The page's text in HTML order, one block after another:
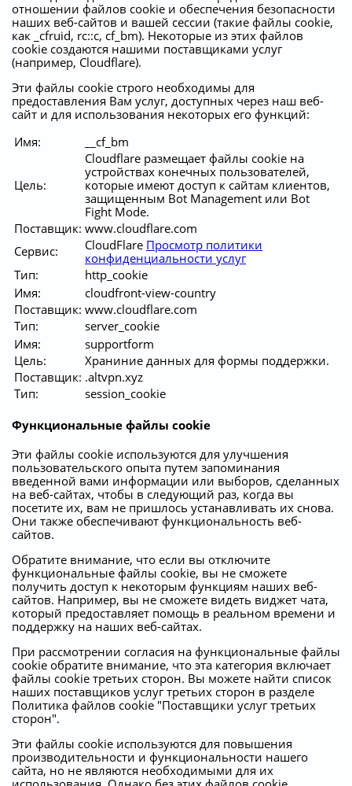
отношении файлов cookie и обеспечения безопасности
наших веб-сайтов и вашей сессии (такие файлы cookie,
как _cfruid, rc::c, cf_bm). Некоторые из этих файлов
cookie создаются нашими поставщиками услуг
(например, Cloudflare).
Эти файлы cookie строго необходимы для
предоставления Вам услуг, доступных через наш веб-
сайт и для использования некоторых его функций:
Имя:
__cf_bm
Цель:
Cloudflare размещает файлы cookie на
устройствах конечных пользователей,
которые имеют доступ к сайтам клиентов,
защищенным Bot Management или Bot
Fight Mode.
Поставщик: www.cloudflare.com
Сервис:
CloudFlare Просмотр политики
конфиденциальности услуг
Тип:
http_cookie
Имя:
cloudfront-view-country
Поставщик: www.cloudflare.com
Тип:
server_cookie
Имя:
supportform
Цель:
Храниние данных для формы поддержки.
Поставщик: .altvpn.xyz
Тип:
session_cookie
Функциональные файлы cookie
Эти файлы cookie используются для улучшения
пользовательского опыта путем запоминания
введенной вами информации или выборов, сделанных
на веб-сайтах, чтобы в следующий раз, когда вы
посетите их, вам не пришлось устанавливать их снова.
Они также обеспечивают функциональность веб-
сайтов.
Обратите внимание, что если вы отключите
функциональные файлы cookie, вы не сможете
получить доступ к некоторым функциям наших веб-
сайтов. Например, вы не сможете видеть виджет чата,
который предоставляет помощь в реальном времени и
поддержку на наших веб-сайтах.
При рассмотрении согласия на функциональные файлы
cookie обратите внимание, что эта категория включает
файлы cookie третьих сторон. Вы можете найти список
наших поставщиков услуг третьих сторон в разделе
Политика файлов cookie "Поставщики услуг третьих
сторон".
Эти файлы cookie используются для повышения
производительности и функциональности нашего
сайта, но не являются необходимыми для их